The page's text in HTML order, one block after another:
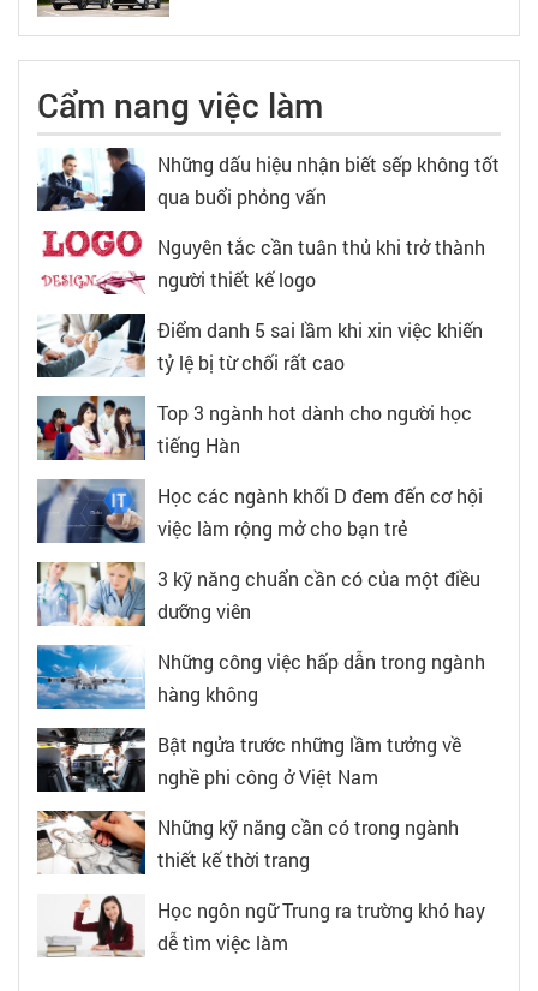
Cẩm nang việc làm
Những dấu hiệu nhận biết sếp không tốt
qua buổi phỏng vấn
Nguyên tắc cần tuân thủ khi trở thành
người thiết kế logo
Điểm danh 5 sai lầm khi xin việc khiến
tỷ lệ bị từ chối rất cao
Top 3 ngành hot dành cho người học
tiếng Hàn
Học các ngành khối D đem đến cơ hội
việc làm rộng mở cho bạn trẻ
3 kỹ năng chuẩn cần có của một điều
dưỡng viên
Những công việc hấp dẫn trong ngành
hàng không
Bật ngửa trước những lầm tưởng về
nghề phi công ở Việt Nam
Những kỹ năng cần có trong ngành
thiết kế thời trang
Học ngôn ngữ Trung ra trường khó hay
dễ tìm việc làm